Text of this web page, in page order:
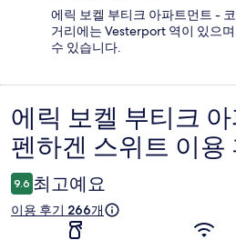
에릭 보켈 부티크 아파트먼트 -
거리에는 Vesterport 역이 있으
수 있습니다.
이
용
후
기
에릭 보켈 부티크
펜하겐 스위트 이용
9.6 최고예요
이용 후기 266개